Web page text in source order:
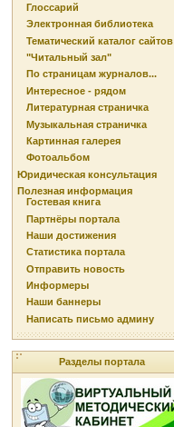
Глоссарий
Электронная библиотека
Тематический каталог сайтов
"Читальный зал"
По страницам журналов...
Интересное - рядом
Литературная страничка
Музыкальная страничка
Картинная галерея
Фотоальбом
Юридическая консультация
Полезная информация
Гостевая книга
Партнёры портала
Наши достижения
Статистика портала
Отправить новость
Информеры
Наши баннеры
Написать письмо админу
Разделы портала